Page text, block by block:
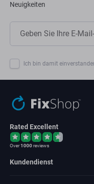
Neuigkeiten
Ich bin damit
Rated Excellent
Over1000reviews
Kundendienst